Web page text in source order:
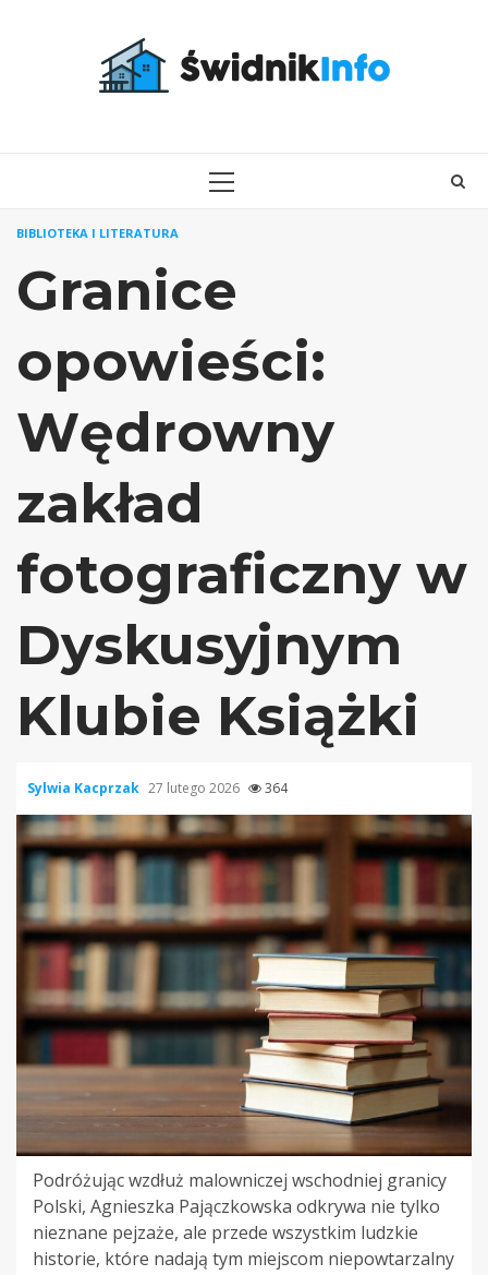
PRIMARY
BIBLIOTEKA I LITERATURA
Granice
opowieści:
Wędrowny
zakład
fotograficzny w
Dyskusyjnym
Klubie Książki
Sylwia Kacprzak 27 lutego 2026 364
Podróżując wzdłuż malowniczej wschodniej granicy
Polski, Agnieszka Pajączkowska odkrywa nie tylko
nieznane pejzaże, ale przede wszystkim ludzkie
historie, które nadają tym miejscom niepowtarzalny